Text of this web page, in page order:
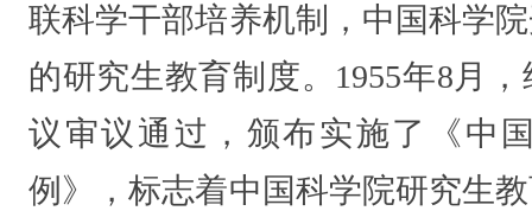
联科学干部培养机制，中国科学
的研究生教育制度。1955年8月
议审议通过，颁布实施了《中
例》，标志着中国科学院研究生